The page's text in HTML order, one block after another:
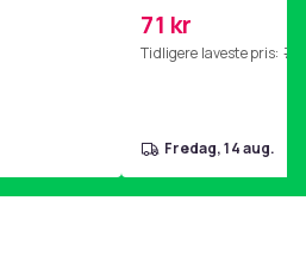
71 kr
Tidligere laveste pris: 76
fredag, 14 aug.